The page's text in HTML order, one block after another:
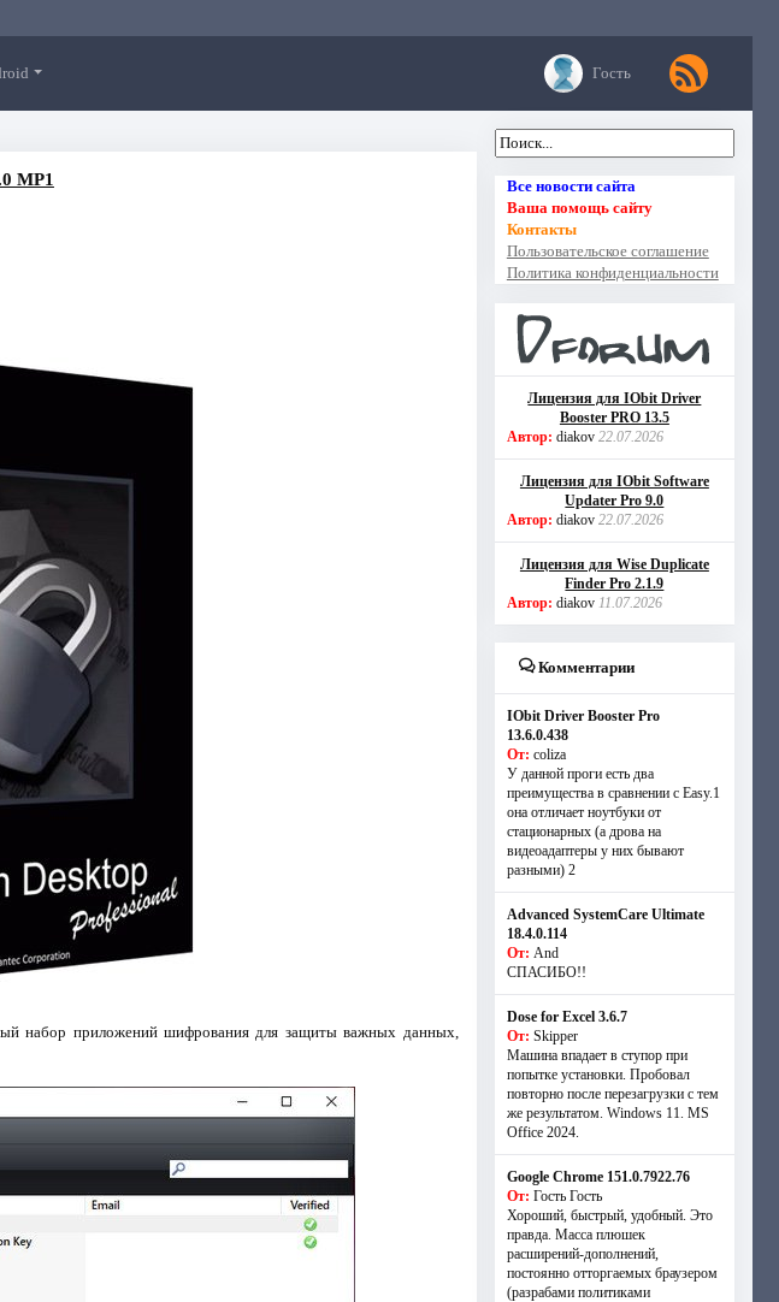
Гость
MP1
набор приложений шифрования для защиты важных данных,
Все новости сайта
Ваша помощь сайту
Контакты
Пользовательское соглашение
Политика конфиденциальности
Лицензия для IObit Driver
Booster PRO 13.5
Автор: diakov 22.07.2026
Лицензия для IObit Software
Updater Pro 9.0
Автор: diakov 22.07.2026
Лицензия для Wise Duplicate
Finder Pro 2.1.9
Автор: diakov 11.07.2026
Комментарии
IObit Driver Booster Pro
13.6.0.438
От: coliza
У данной проги есть два
преимущества в сравнении с Easy.1
она отличает ноутбуки от
стационарных (а дрова на
видеоадаптеры у них бывают
разными) 2
Advanced SystemCare Ultimate
18.4.0.114
От: And
СПАСИБО!!
Dose for Excel 3.6.7
От: Skipper
Машина впадает в ступор при
попытке установки. Пробовал
повторно после перезагрузки с тем
же результатом. Windows 11. MS
Offiсe 2024.
Google Chrome 151.0.7922.76
От: Гость Гость
Хороший, быстрый, удобный. Это
правда. Масса плюшек
расширений-дополнений,
постоянно отторгаемых браузером
(разрабами политиками